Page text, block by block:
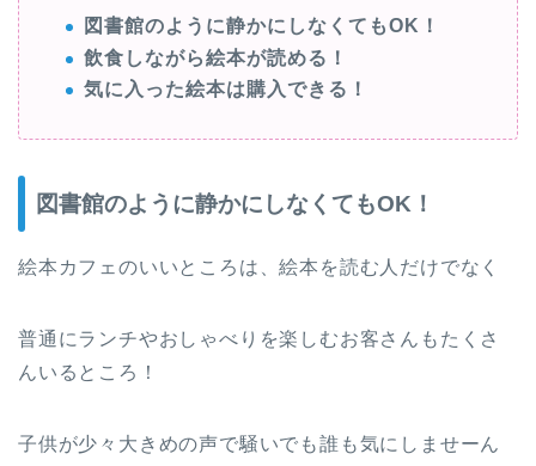
図書館のように静かにしなくてもOK！
飲食しながら絵本が読める！
気に入った絵本は購入できる！
図書館のように静かにしなくてもOK！
絵本カフェのいいところは、絵本を読む人だけでなく
普通にランチやおしゃべりを楽しむお客さんもたくさ
んいるところ！
子供が少々大きめの声で騒いでも誰も気にしませーん